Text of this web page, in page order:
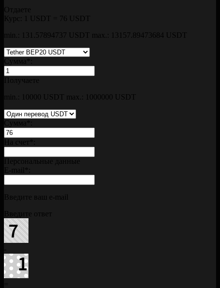
Отдаете
Курс:
1 USDT = 76 USDT
min.: 131.57894737 USDT
max.: 13157.89473684 USDT
Сумма
Получаете
min.: 10000 USDT
max.: 1000000 USDT
Сумма
На счет
Персональные данные
E-mail
Введите ваш e-mail
Введите ответ
-